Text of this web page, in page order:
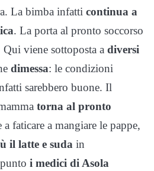
La bimba infatti continua a
. La porta al pronto soccorso
Qui viene sottoposta a diversi
dimessa: le condizioni
sarebbero buone. Il
torna al pronto
a faticare a mangiare le pappe,
il latte e suda in
i medici di Asola